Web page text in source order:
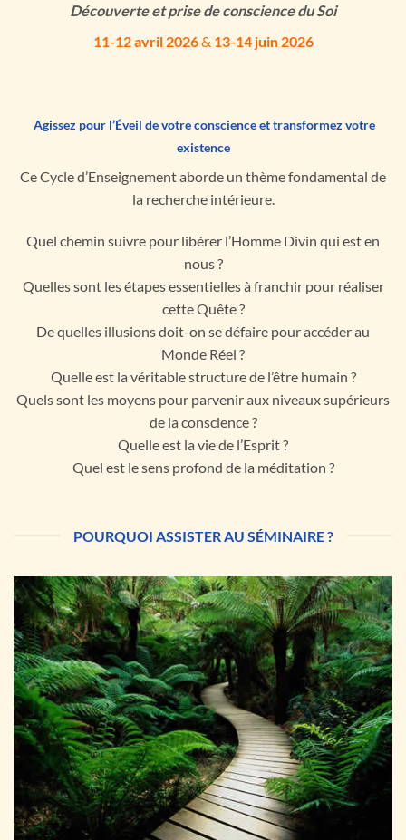
Découverte et prise de conscience du Soi
11-12avril2026& 13-14 juin 2026
Agissez pour l’Éveil de votre conscience et transformez votre
existence
Ce Cycle d’Enseignement aborde un thème fondamental de
la recherche intérieure.
Quel chemin suivre pour libérer l’Homme Divin qui est en
nous ?
Quelles sont les étapes essentielles à franchir pour réaliser
cette Quête ?
De quelles illusions doit-on se défaire pour accéder au
Monde Réel ?
Quelle est la véritable structure de l’être humain ?
Quels sont les moyens pour parvenir aux niveaux supérieurs
de la conscience ?
Quelle est la vie de l’Esprit ?
Quel est le sens profond de la méditation ?
POURQUOI ASSISTER AU SÉMINAIRE ?